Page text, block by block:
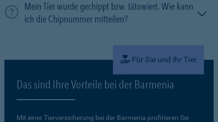
Mein Tier wurde gechippt bzw. tätowiert. Wie kann
ich die Chipnummer mitteilen?
Für Sie und Ihr Tier
Das sind Ihre Vorteile bei der Barmenia
Mit einer Tierversicherung bei der Barmenia profitieren Sie